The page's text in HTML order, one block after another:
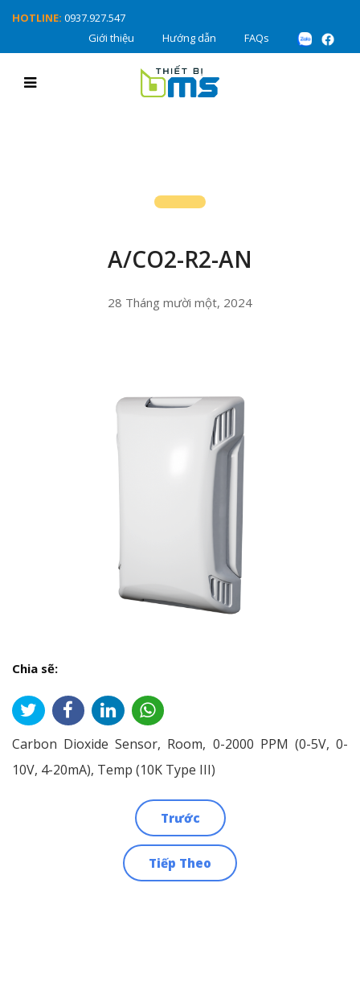
HOTLINE: 0937.927.547
Giới thiệu
Hướng dẫn FAQs
A/CO2-R2-AN
28 Tháng mười một, 2024
Chia sẽ:
Carbon Dioxide Sensor, Room, 0-2000 PPM (0-5V, 0-
10V, 4-20mA), Temp (10K Type III)
Trước
Tiếp Theo